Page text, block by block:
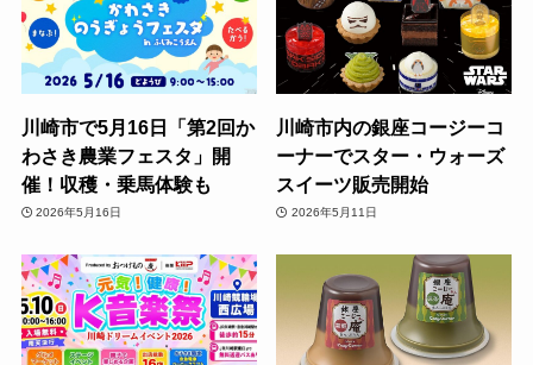
川崎市で5月16日「第2回か
わさき農業フェスタ」開
催！収穫・乗馬体験も
2026年5月16日
川崎市内の銀座コージーコ
ーナーでスター・ウォーズ
スイーツ販売開始
2026年5月11日